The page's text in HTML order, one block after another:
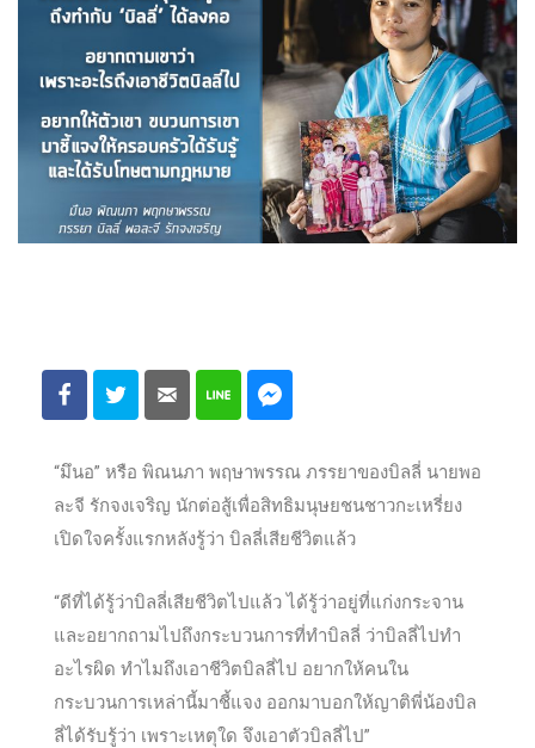
“มึนอ” หรือ พิณนภา พฤษาพรรณ ภรรยาของบิลลี่ นายพอ
ละจี รักจงเจริญ นักต่อสู้เพื่อสิทธิมนุษยชนชาวกะเหรี่ยง
เปิดใจครั้งแรกหลังรู้ว่า บิลลี่เสียชีวิตแล้ว
“ดีที่ได้รู้ว่าบิลลี่เสียชีวิตไปแล้ว ได้รู้ว่าอยู่ที่แก่งกระจาน
และอยากถามไปถึงกระบวนการที่ทำบิลลี่ ว่าบิลลี่ไปทำ
อะไรผิด ทำไมถึงเอาชีวิตบิลลี่ไป อยากให้คนใน
กระบวนการเหล่านี้มาชี้แจง ออกมาบอกให้ญาติพี่น้องบิล
ลี่ได้รับรู้ว่า เพราะเหตุใด จึงเอาตัวบิลลี่ไป”